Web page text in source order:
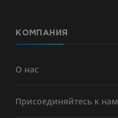
КОМПАНИЯ
О нас
Присоединяйтесь к нам